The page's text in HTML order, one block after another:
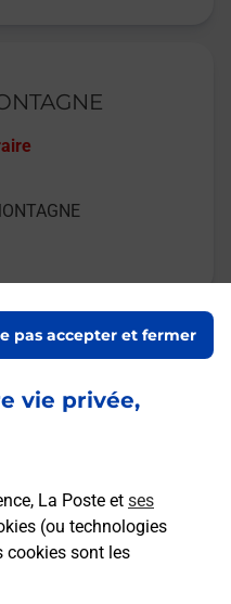
vie privée,
La Poste et ses
(ou technologies
cookies sont les
pas accepter et fermer